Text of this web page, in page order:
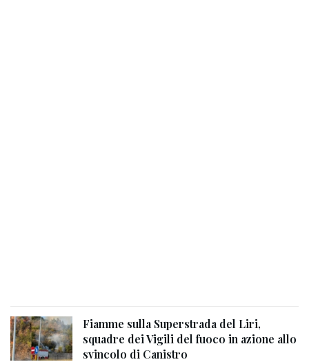
Fiamme sulla Superstrada del Liri,
squadre dei Vigili del fuoco in azione allo
svincolo di Canistro